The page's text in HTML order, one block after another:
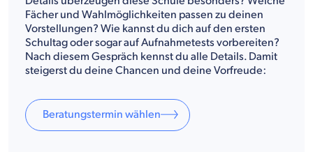
Fächer und Wahlmöglichkeiten passen zu deinen
Vorstellungen? Wie kannst du dich auf den ersten
Schultag oder sogar auf Aufnahmetests vorbereiten?
Nach diesem Gespräch kennst du alle Details. Damit
steigerst du deine Chancen und deine Vorfreude:
Beratungstermin wählen